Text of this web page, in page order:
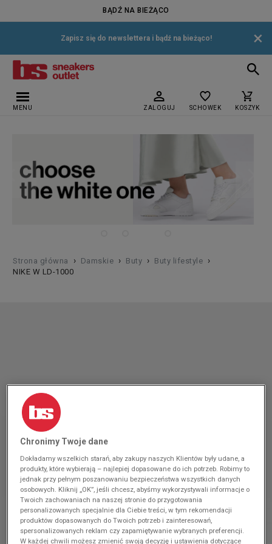
BĄDŹ NA BIEŻĄCO
Zapisz się do newslettera i bądź na bieżąco! ×
MENU ZALOGUJ SCHOWEK KOSZYK
Strona główna › Damskie › Buty › Buty lifestyle ›
NIKE W LD-1000
Chronimy Twoje dane
Dokładamy wszelkich starań, aby zakupy naszych Klientów były udane, a
produkty, które wybierają – najlepiej dopasowane do ich potrzeb. Robimy to
jednak przy pełnym poszanowaniu bezpieczeństwa wszystkich danych
osobowych. Kliknij „OK”, jeśli chcesz, abyśmy wykorzystywali informacje o
Twoich zachowaniach na naszej stronie do przygotowania
personalizowanych specjalnie dla Ciebie treści, w tym rekomendacji
produktów dopasowanych do Twoich potrzeb i zainteresowań,
spersonalizowanych reklam czy zapamiętywanie wybranych preferencji.
W każdej chwili możesz zmienić swoją decyzję i ustawienia dotyczące